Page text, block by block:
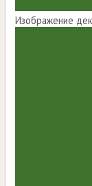
Изображение